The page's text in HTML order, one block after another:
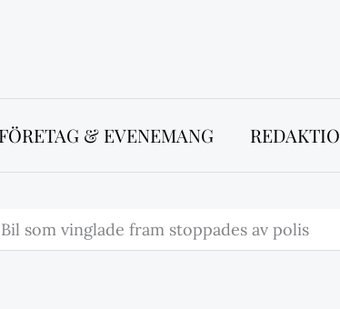
FÖRETAG & EVENEMANG
Bil som vinglade fram stoppades av polis